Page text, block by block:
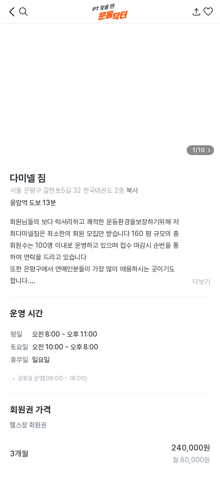
1/10
다미넬 짐
서울 은평구 갈현로5길 32 한국태권도 2층 복사
응암역 도보 13분
회원님들의 보다 럭셔리하고 쾌적한 운동환경을보장하기위해 저
희다미넬짐은 최소한의 회원 모집만 받습니다 160 평 규모의 총
회원수는 100명 이내로 운영하고 있으며 접수 마감시 순번을 통
하여 연락을 드리고 있습니다
또한 은평구에서 연예인분들이 가장 많이 애용하시는 곳이기도
합니다.
무료 스트레칭 수업 / 기초체력향상 및 근육강화
각종 전문스포츠  피지컬 발달 및 재활 전문인
이 분야의 최고의 트레이너들이 여러분의 몸을 디자인해드립니
다
더보기
운영 시간
평일
오전 8:00 ~ 오후 11:00
토요일
오전 10:00 ~ 오후 8:00
휴무일
일요일
공휴일 운영(06:00 ~ 18:00)
회원권 가격
헬스장 회원권
3개월
240,000원
월 80,000원